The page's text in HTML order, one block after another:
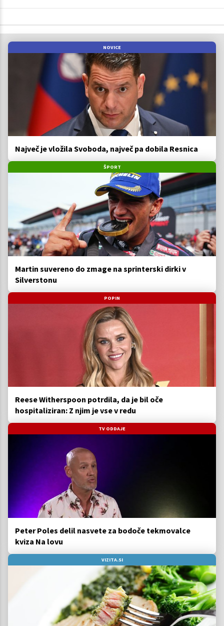
NOVICE
Največ je vložila Svoboda, največ pa dobila Resnica
ŠPORT
Martin suvereno do zmage na sprinterski dirki v
Silverstonu
POPIN
Reese Witherspoon potrdila, da je bil oče
hospitaliziran: Z njim je vse v redu
TV ODDAJE
Peter Poles delil nasvete za bodoče tekmovalce
kviza Na lovu
VIZITA.SI